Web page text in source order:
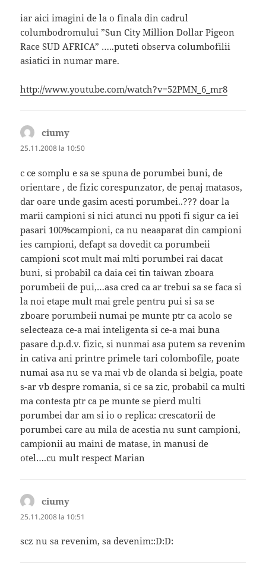
iar aici imagini de la o finala din cadrul
columbodromului ”Sun City Million Dollar Pigeon
Race SUD AFRICA” …..puteti observa columbofilii
asiatici in numar mare.
http://www.youtube.com/watch?v=52PMN_6_mr8
ciumy
25.11.2008 la 10:50
c ce somplu e sa se spuna de porumbei buni, de
orientare , de fizic corespunzator, de penaj matasos,
dar oare unde gasim acesti porumbei..??? doar la
marii campioni si nici atunci nu ppoti fi sigur ca iei
pasari 100%campioni, ca nu neaaparat din campioni
ies campioni, defapt sa dovedit ca porumbeii
campioni scot mult mai mlti porumbei rai dacat
buni, si probabil ca daia cei tin taiwan zboara
porumbeii de pui,…asa cred ca ar trebui sa se faca si
la noi etape mult mai grele pentru pui si sa se
zboare porumbeii numai pe munte ptr ca acolo se
selecteaza ce-a mai inteligenta si ce-a mai buna
pasare d.p.d.v. fizic, si nunmai asa putem sa revenim
in cativa ani printre primele tari colombofile, poate
numai asa nu se va mai vb de olanda si belgia, poate
s-ar vb despre romania, si ce sa zic, probabil ca multi
ma contesta ptr ca pe munte se pierd multi
porumbei dar am si io o replica: crescatorii de
porumbei care au mila de acestia nu sunt campioni,
campionii au maini de matase, in manusi de
otel….cu mult respect Marian
ciumy
25.11.2008 la 10:51
scz nu sa revenim, sa devenim::D:D: